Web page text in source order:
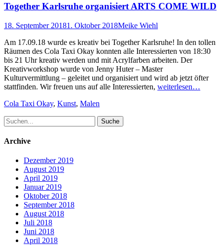
Together Karlsruhe organisiert ARTS COME WILD
Posted
18. September 20181. Oktober 2018Author
Meike Wiehl
Am 17.09.18 wurde es kreativ bei Together Karlsruhe! In den tollen
Räumen des Cola Taxi Okay konnten alle Interessierten von 18:30
bis 21 Uhr kreativ werden und mit Acrylfarben arbeiten. Der
Kreativworkshop wurde von Jenny Huter – Master
Kulturvermittlung – geleitet und organisiert und wird ab jetzt öfter
stattfinden. Wir freuen uns auf alle Interessierten, weiterlesen…
Schlagworte
Cola Taxi Okay, Kunst, Malen
Suche
nach:
Archive
Dezember 2019
August 2019
April 2019
Januar 2019
Oktober 2018
September 2018
August 2018
Juli 2018
Juni 2018
April 2018